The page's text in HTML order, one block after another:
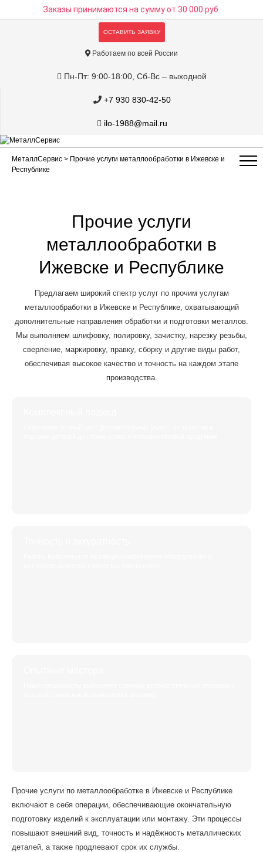
Заказы принимаются на суммуот 30 000 руб.
ОСТАВИТЬ ЗАЯВКУ
Работаем по всей России
Пн-Пт: 9:00-18:00, Сб-Вс – выходной
+7 930 830-42-50
ilo-1988@mail.ru
МеталлСервис > Прочие услуги металлообработки в Ижевске и
Республике
Прочие услуги
металлообработки в
Ижевске и Республике
Предлагаем широкий спектр услуг по прочим услугам
металлообработки в Ижевске и Республике, охватывающий
дополнительные направления обработки и подготовки металлов.
Мы выполняем шлифовку, полировку, зачистку, нарезку резьбы,
сверление, маркировку, правку, сборку и другие виды работ,
обеспечивая высокое качество и точность на каждом этапе
производства.
Прочие услуги по металлообработке в Ижевске и Республике
включают в себя операции, обеспечивающие окончательную
подготовку изделий к эксплуатации или монтажу. Эти процессы
повышают внешний вид, точность и надёжность металлических
деталей, а также продлевают срок их службы.